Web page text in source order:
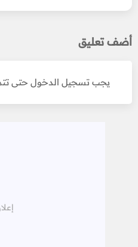
أضف تعليق
يجب تسجيل الدخول حتى